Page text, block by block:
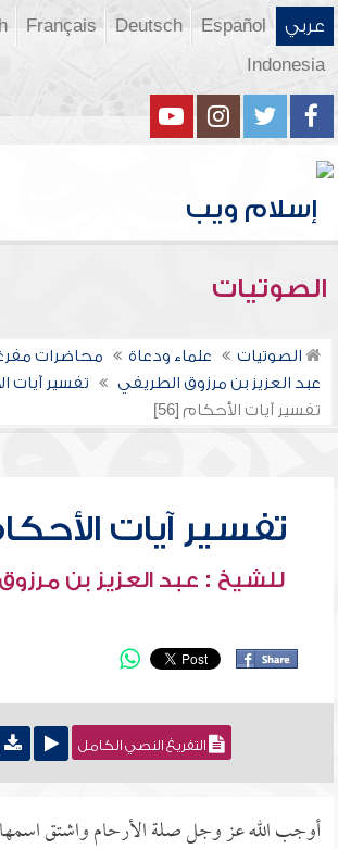
عربي Español
Deutsch
Français
Indonesia
الصوتيات
الصوتيات علماء ودعاة
محاضرات
عبد العزيز بن مرزوق الطريفي
تفسير آيات
تفسير آيات الأحكام [56]
تفسير آيات الأحكام
للشيخ : عبد العزيز بن
التفريغ النصي الكامل
أوجب الله عز وجل صلة الأرحام واشتق